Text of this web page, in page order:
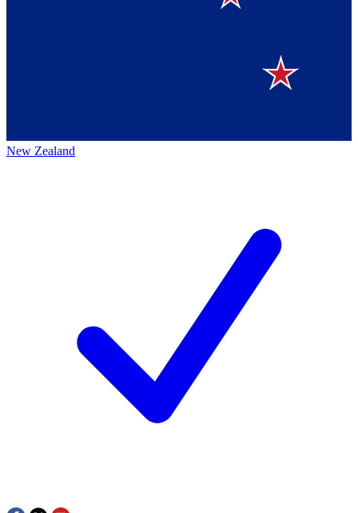
New Zealand